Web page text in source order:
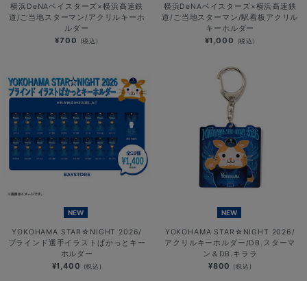
横浜DeNAベイスターズ×横浜高速鉄
道/ご当地スターマン/アクリルキーホ
ルダー
¥700 (税込)
横浜DeNAベイスターズ×横浜高速鉄
道/ご当地スターマン/駅看板アクリル
キーホルダー
¥1,000 (税込)
NEW
YOKOHAMA STAR☆NIGHT 2026/
ブラインド選手イラストぱかっとキー
ホルダー
¥1,400 (税込)
NEW
YOKOHAMA STAR☆NIGHT 2026/
アクリルキーホルダー/DB.スターマ
ン＆DB.キララ
¥800 (税込)